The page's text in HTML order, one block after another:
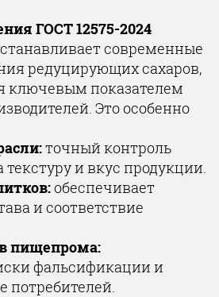
ГОСТ 12575-2024
современные
редуцирующих сахаров,
ключевым показателем
Это особенно
точный контроль
текстуру и вкус продукции.
обеспечивает
и соответствие
пищепрома:
фальсификации и
потребителей.